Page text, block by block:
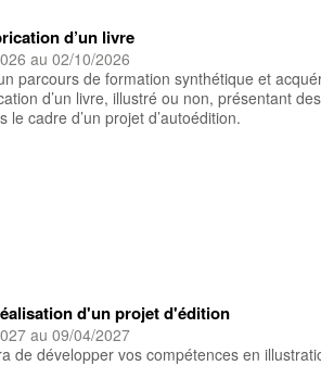
d’un livre
au 02/10/2026
parcours de formation synthétique et
d’un livre, illustré ou non, présentant
cadre d’un projet d’autoédition.
d'un projet d'édition
au 09/04/2027
de développer vos compétences en